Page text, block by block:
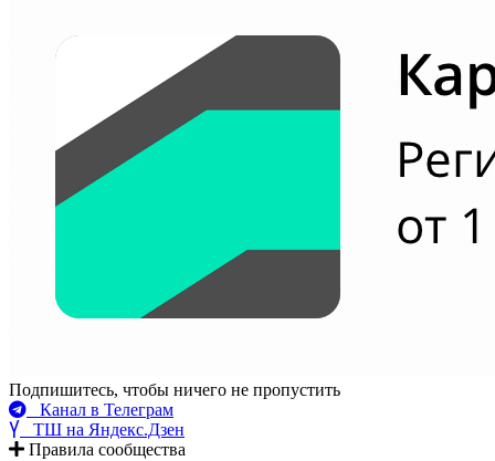
Подпишитесь, чтобы ничего не пропустить
Канал в Телеграм
ТШ на Яндекс.Дзен
Правила сообщества